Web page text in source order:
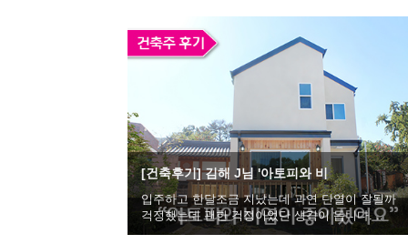
[건축후기] 김해 J님 '아토피와 비
입주하고 한달조금 지났는데 과연 단열이 잘될까
걱정했는데 괜한 걱정이었단 생각이 듭니다. ..